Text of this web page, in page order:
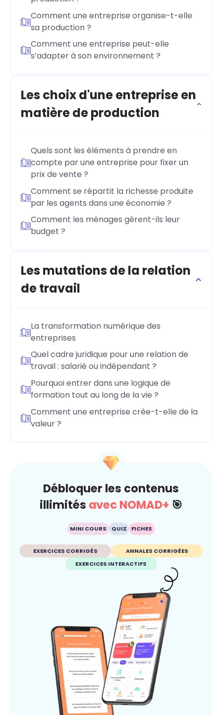
Comment une entreprise organise-t-elle
sa production ?
Comment une entreprise peut-elle
s’adapter à son environnement ?
Les choix d'une entreprise en
matière de production
Quels sont les éléments à prendre en
compte par une entreprise pour fixer un
prix de vente ?
Comment se répartit la richesse produite
par les agents dans une économie ?
Comment les ménages gèrent-ils leur
budget ?
Les mutations de la relation
de travail
La transformation numérique des
entreprises
Quel cadre juridique pour une relation de
travail : salarié ou indépendant ?
Pourquoi entrer dans une logique de
formation tout au long de la vie ?
Comment une entreprise crée-t-elle de la
valeur ?
Débloquer les contenus
illimités avec NOMAD+ 🎯
MINI COURS QUIZ FICHES
EXERCICES CORRIGÉS
ANNALES CORRIGÉES
EXERCICES INTERACTIFS